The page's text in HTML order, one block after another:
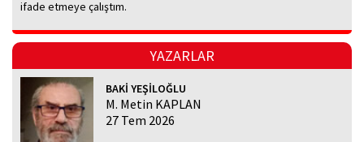
ifade etmeye çalıştım.
YAZARLAR
BAKİ YEŞİLOĞLU
M. Metin KAPLAN
27 Tem 2026